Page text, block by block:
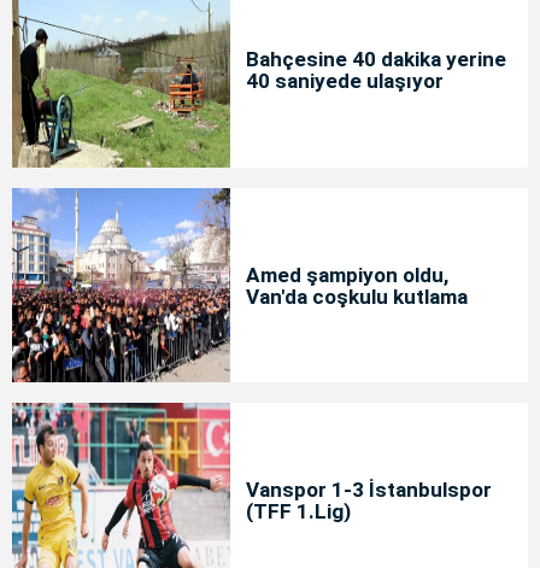
Bahçesine 40 dakika yerine
40 saniyede ulaşıyor
Amed şampiyon oldu,
Van'da coşkulu kutlama
Vanspor 1-3 İstanbulspor
(TFF 1.Lig)